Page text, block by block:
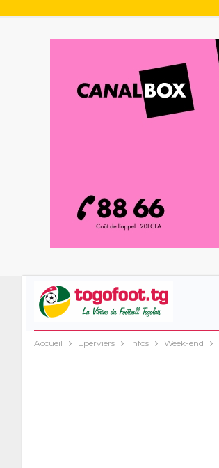
Accueil Eperviers Infos Week-end